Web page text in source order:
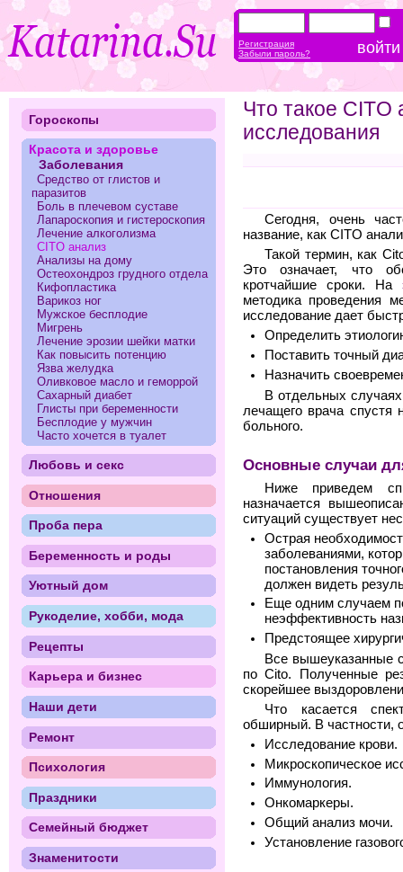
Что такое
исследования
Сегодня, очень
название, как CITO
Такой термин, как
Это означает, что
кротчайшие сроки. На
методика проведения
исследование дает
Определить
Поставить точный
Назначить
В отдельных
лечащего врача спустя
больного.
Основные случаи
Ниже приведем
назначается
ситуаций существует
Острая
заболеваниями,
постановления
должен видеть
Еще одним случаем
неэффективность
Предстоящее
Все вышеуказанные
по Сito. Полученные
скорейшее
Что касается
обширный. В частности,
Исследование крови.
Микроскопическое
Иммунология.
Онкомаркеры.
Общий анализ мочи.
Установление
Гороскопы
Красота и здоровье
Заболевания
Средство от глистов и
паразитов
Боль в плечевом суставе
Лапароскопия и гистероскопия
Лечение алкоголизма
CITO анализ
Анализы на дому
Остеохондроз грудного отдела
Кифопластика
Варикоз ног
Мужское бесплодие
Мигрень
Лечение эрозии шейки матки
Как повысить потенцию
Язва желудка
Оливковое масло и геморрой
Сахарный диабет
Глисты при беременности
Бесплодие у мужчин
Часто хочется в туалет
Любовь и секс
Отношения
Проба пера
Беременность и роды
Уютный дом
Рукоделие, хобби, мода
Рецепты
Карьера и бизнес
Наши дети
Ремонт
Психология
Праздники
Семейный бюджет
Знаменитости
Регистрация
Забыли пароль?